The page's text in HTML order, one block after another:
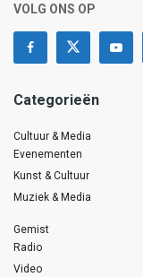
VOLG ONS OP
Categorieën
Cultuur & Media
Evenementen
Kunst & Cultuur
Muziek & Media
Gemist
Radio
Video